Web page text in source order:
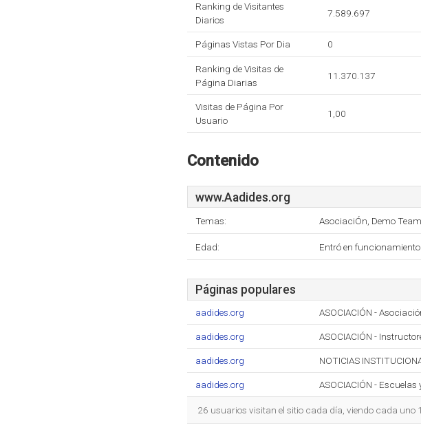
Ranking de Visitantes
Diarios
7.589.697
Páginas Vistas Por Dia 0
Ranking de Visitas de
Página Diarias
11.370.137
Visitas de Página Por
Usuario
1,00
Contenido
www.Aadides.org
Temas: AsociaciÓn, Demo
Edad: Entró en
Páginas populares
aadides.org ASOCIACIÓN -
aadides.org ASOCIACIÓN -
aadides.org NOTICIAS
aadides.org ASOCIACIÓN - Escuelas
26 usuarios visitan el sitio cada día, viendo cada uno